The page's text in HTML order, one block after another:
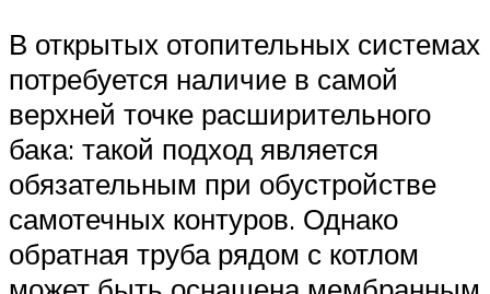
В открытых отопительных системах
потребуется наличие в самой
верхней точке расширительного
бака: такой подход является
обязательным при обустройстве
самотечных контуров. Однако
обратная труба рядом с котлом